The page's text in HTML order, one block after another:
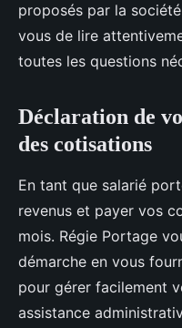
proposés par la
vous de lire
toutes les questions
Déclaration de
des cotisations
En tant que salarié
revenus et payer vos
mois. Régie Portage
démarche en vous
pour gérer facilement
assistance